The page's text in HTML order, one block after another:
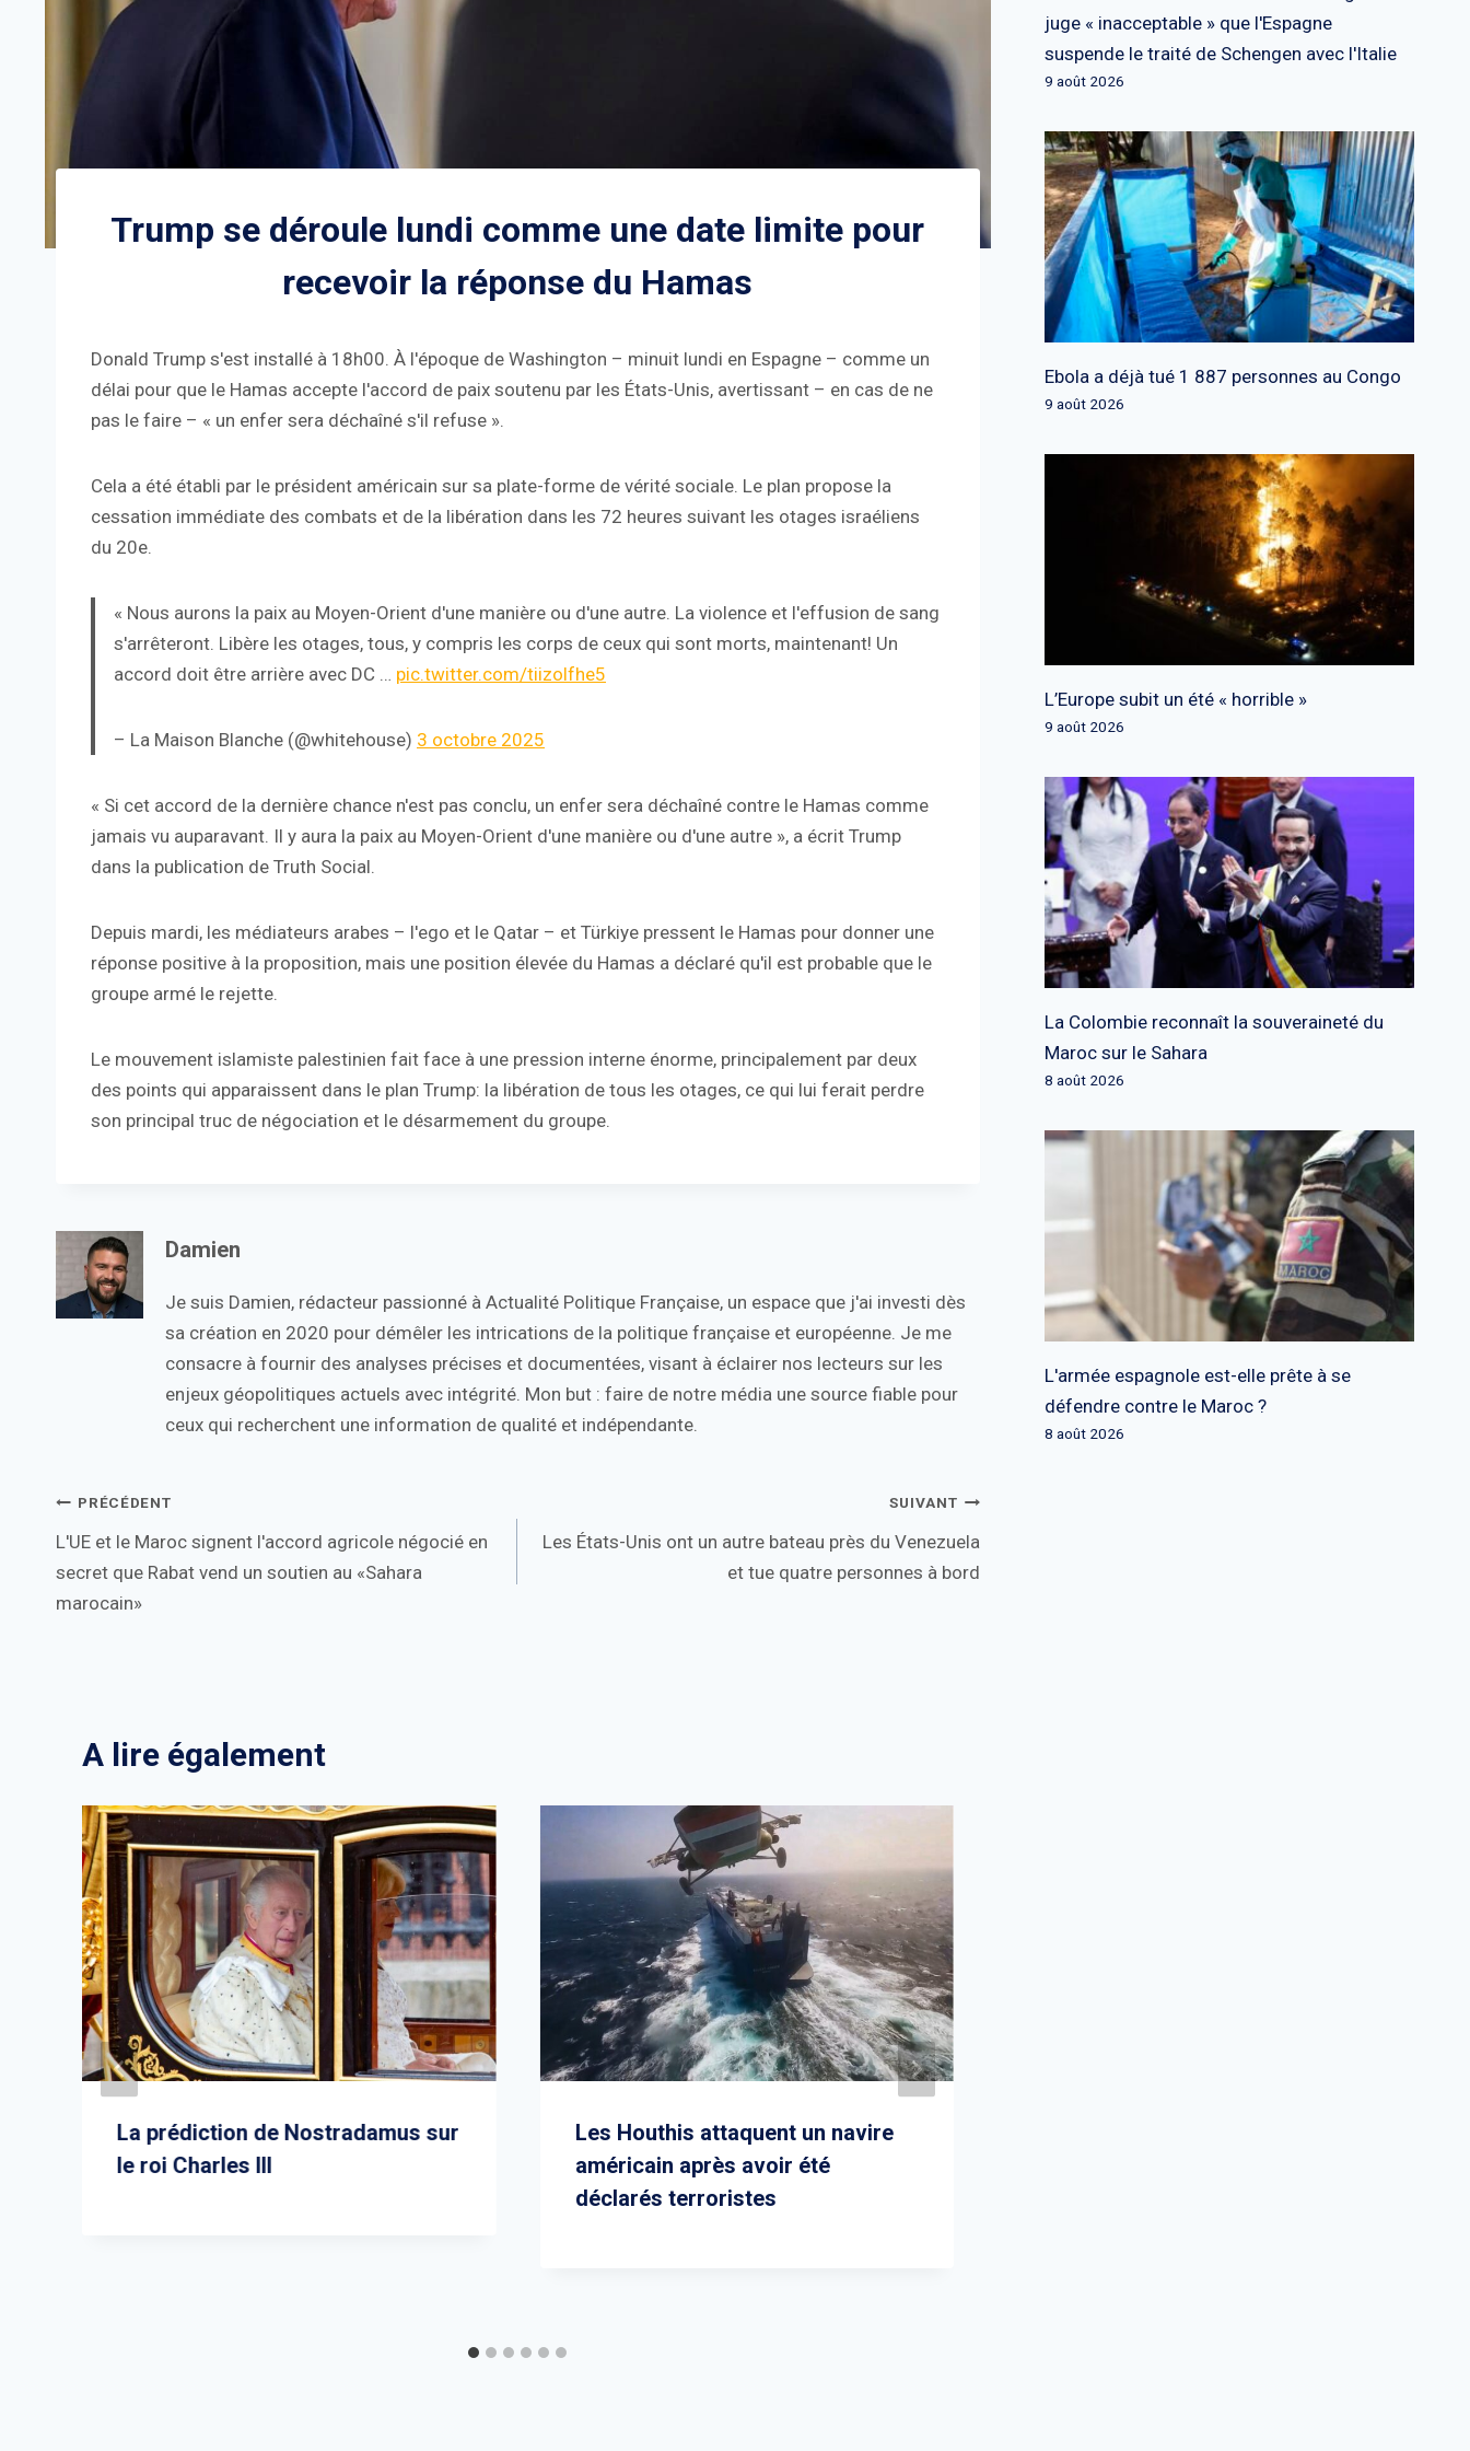
Trump se déroule lundi comme une date limite pour
recevoir la réponse du Hamas
Donald Trump s'est installé à 18h00. À l'époque de Washington – minuit lundi en Espagne – comme un
délai pour que le Hamas accepte l'accord de paix soutenu par les États-Unis, avertissant – en cas de ne
pas le faire – « un enfer sera déchaîné s'il refuse ».
Cela a été établi par le président américain sur sa plate-forme de vérité sociale. Le plan propose la
cessation immédiate des combats et de la libération dans les 72 heures suivant les otages israéliens
du 20e.
« Nous aurons la paix au Moyen-Orient d'une manière ou d'une autre. La violence et l'effusion de sang
s'arrêteront. Libère les otages, tous, y compris les corps de ceux qui sont morts, maintenant! Un
accord doit être arrière avec DC … pic.twitter.com/tiizolfhe5
– La Maison Blanche (@whitehouse) 3 octobre 2025
« Si cet accord de la dernière chance n'est pas conclu, un enfer sera déchaîné contre le Hamas comme
jamais vu auparavant. Il y aura la paix au Moyen-Orient d'une manière ou d'une autre », a écrit Trump
dans la publication de Truth Social.
Depuis mardi, les médiateurs arabes – l'ego et le Qatar – et Türkiye pressent le Hamas pour donner une
réponse positive à la proposition, mais une position élevée du Hamas a déclaré qu'il est probable que le
groupe armé le rejette.
Le mouvement islamiste palestinien fait face à une pression interne énorme, principalement par deux
des points qui apparaissent dans le plan Trump: la libération de tous les otages, ce qui lui ferait perdre
son principal truc de négociation et le désarmement du groupe.
Damien
Je suis Damien, rédacteur passionné à Actualité Politique Française, un espace que j'ai investi dès
sa création en 2020 pour démêler les intrications de la politique française et européenne. Je me
consacre à fournir des analyses précises et documentées, visant à éclairer nos lecteurs sur les
enjeux géopolitiques actuels avec intégrité. Mon but : faire de notre média une source fiable pour
ceux qui recherchent une information de qualité et indépendante.
Navigation
de
l’article
PRÉCÉDENT
L'UE et le Maroc signent l'accord agricole négocié en
secret que Rabat vend un soutien au «Sahara
marocain»
SUIVANT
Les États-Unis ont un autre bateau près du Venezuela
et tue quatre personnes à bord
A lire également
La prédiction de Nostradamus sur
le roi Charles III
Les Houthis attaquent un navire
américain après avoir été
déclarés terroristes
juge « inacceptable » que l'Espagne
suspende le traité de Schengen avec l'Italie
9 août 2026
Ebola a déjà tué 1 887 personnes au Congo
9 août 2026
L’Europe subit un été « horrible »
9 août 2026
La Colombie reconnaît la souveraineté du
Maroc sur le Sahara
8 août 2026
L'armée espagnole est-elle prête à se
défendre contre le Maroc ?
8 août 2026